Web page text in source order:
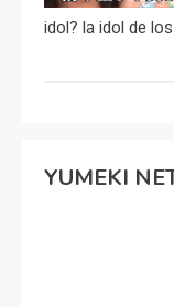
idol? la idol de
YUMEKI